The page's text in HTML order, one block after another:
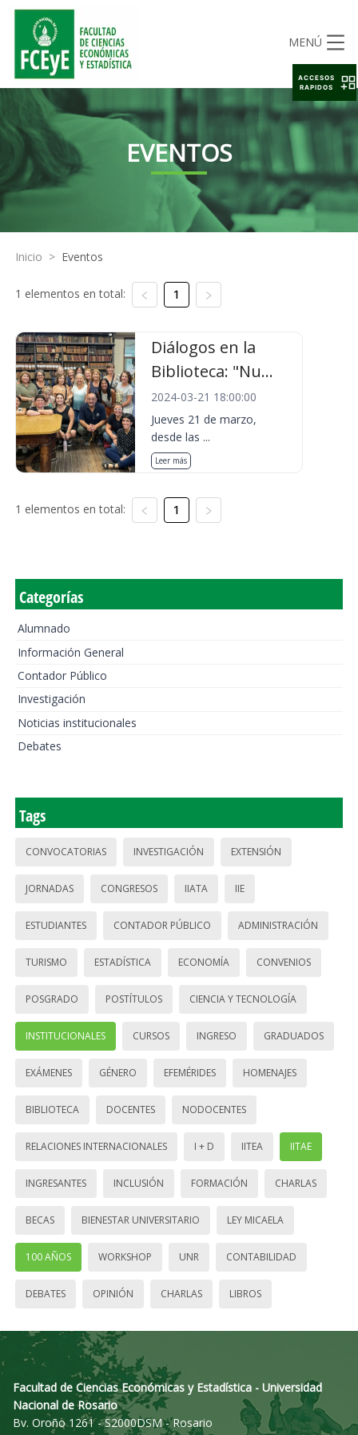
MENÚ
EVENTOS
Inicio > Eventos
1 elementos en total: 1
Diálogos en la
Biblioteca: "Nu...
2024-03-21 18:00:00
Jueves 21 de marzo,
desde las ...
Leer más
1 elementos en total: 1
Categorías
Alumnado
Información General
Contador Público
Investigación
Noticias institucionales
Debates
Tags
CONVOCATORIAS INVESTIGACIÓN EXTENSIÓN
JORNADAS CONGRESOS IIATA IIE
ESTUDIANTES CONTADOR PÚBLICO ADMINISTRACIÓN
TURISMO ESTADÍSTICA ECONOMÍA CONVENIOS
POSGRADO POSTÍTULOS CIENCIA Y TECNOLOGÍA
INSTITUCIONALES CURSOS INGRESO GRADUADOS
EXÁMENES GÉNERO EFEMÉRIDES HOMENAJES
BIBLIOTECA DOCENTES NODOCENTES
RELACIONES INTERNACIONALES I + D IITEA IITAE
INGRESANTES INCLUSIÓN FORMACIÓN CHARLAS
BECAS BIENESTAR UNIVERSITARIO LEY MICAELA
100 AÑOS WORKSHOP UNR CONTABILIDAD
DEBATES OPINIÓN CHARLAS LIBROS
Facultad de Ciencias Económicas y Estadística - Universidad
Nacional de Rosario
Bv. Oroño 1261 - S2000DSM - Rosario
ACCESOS
RAPIDOS